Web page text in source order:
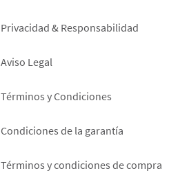
right
Privacidad & Responsabilidad
Aviso Legal
Términos y Condiciones
Condiciones de la garantía
Términos y condiciones de compra